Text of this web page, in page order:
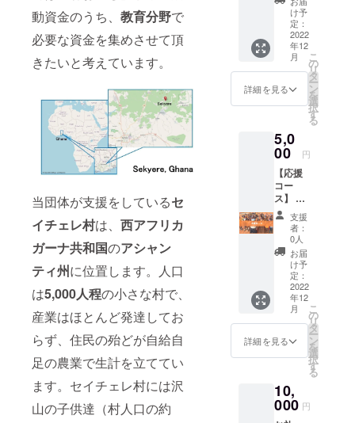
動資金のうち、 教育分野で
必要な資金を集めさせて頂
きたいと考えています。
当団体が支援をしているセ
イチェレ村は、 西アフリカ
ガーナ共和国のアシャン
ティ州に位置します。人口
は5,000人程の小さな村で、
産業はほとんど発達してお
らず、住民の殆どが自給自
足の農業で生計を立ててい
ます。セイチェレ村には沢
山の子供達（村人口の約
リジナ
ルス
テッ
カー3枚
・支援
者様の
ご自宅
にオリ
ジナル
カード
とオリ
ジナル
ステッ
カーを
お送り
いたし
ます。
・ポス
トカー
ドの柄
はあく
までイ
メージ
です。
届いて
からの
け予
定：
2022
年12
月
詳細を見る
こ
の
リ
タ
ー
ン
を
選
択
す
る
5,0
00 円
【応援
コー
ス】 お
礼メー
ル＋
ViVIDメ
ンバー
から寄
せ書き
（電
子）
メッ
セージ
・こち
らは応
援コー
りま
す。ご
自宅へ
支援
者：
0人
お届
け予
定：
2022
年12
月
詳細を見る
こ
の
リ
タ
ー
ン
を
選
択
す
る
10,
000 円